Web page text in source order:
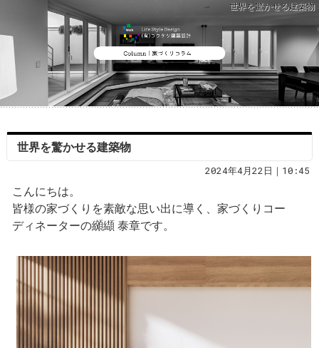
世界を驚かせる建築物
世界を驚かせる建築物
2024年4月22日｜10:45
こんにちは。
皆様の家づくりを素敵な思い出に導く、家づくりコー
ディネーターの纐纈 泰章です。